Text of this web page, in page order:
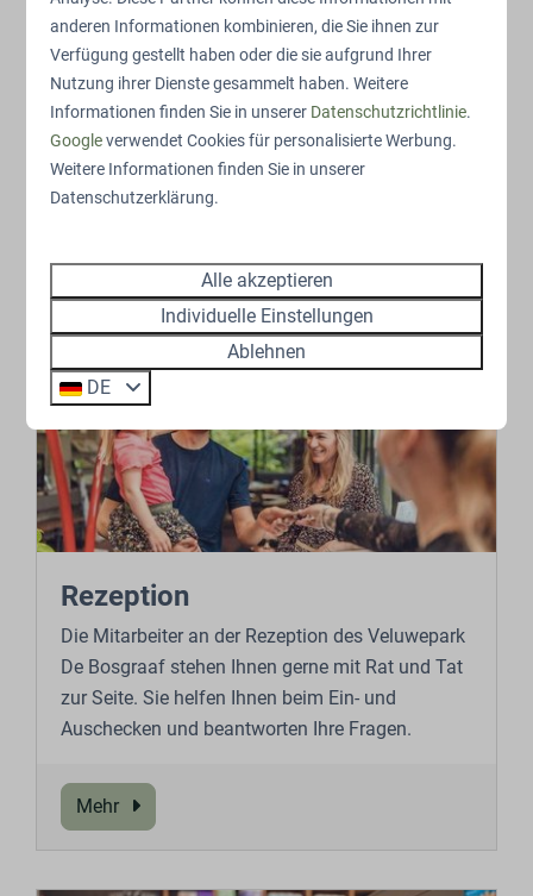
Restaurant De Bosgraaf
Genießen Sie Teller, Pizzen und Pommes im
Restaurant De Bosgraaf. Entspannen Sie sich
auf der Terrasse an unserem Schwimmbad.
Kommen Sie und lassen Sie sich verwöhnen.
Rezeption
Die Mitarbeiter an der Rezeption des Veluwepark
De Bosgraaf stehen Ihnen gerne mit Rat und Tat
zur Seite. Sie helfen Ihnen beim Ein- und
Auschecken und beantworten Ihre Fragen.
Mehr
anderen Informationen kombinieren, die Sie ihnen zur
Verfügung gestellt haben oder die sie aufgrund Ihrer
Nutzung ihrer Dienste gesammelt haben. Weitere
Informationen finden Sie in unserer Datenschutzrichtlinie.
Googleverwendet Cookies für personalisierte Werbung.
Weitere Informationen finden Sie in unserer
Datenschutzerklärung.
Alle akzeptieren
Individuelle Einstellungen
Ablehnen
DE